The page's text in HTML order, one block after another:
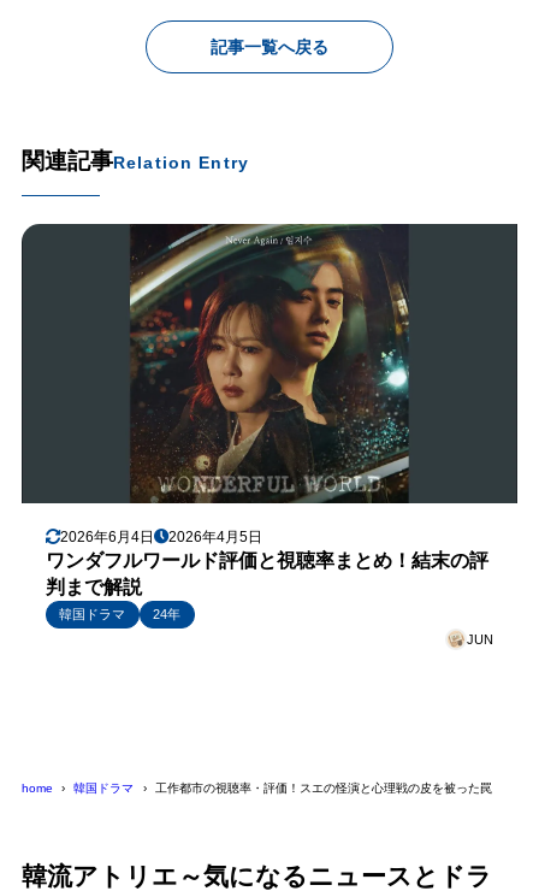
記事一覧へ戻る
関連記事Relation Entry
2026年6月4日 2026年4月5日
ワンダフルワールド評価と視聴率まとめ！結末の評
判まで解説
韓国ドラマ
24年
JUN
home 韓国ドラマ 工作都市の視聴率・評価！スエの怪演と心理戦の皮を被った罠
韓流アトリエ～気になるニュースとドラ